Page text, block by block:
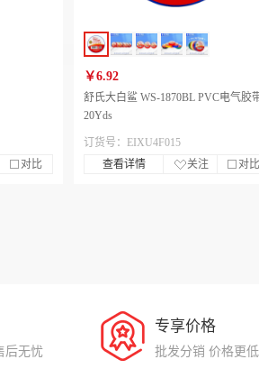
对比
￥6.92
舒氏大白鲨 WS-1870BL PVC电气胶
20Yds
订货号：EIXU4F015
查看详情
关注 对比
后无忧
专享价格
批发分销 价格更低